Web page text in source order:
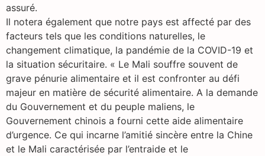
assuré.
Il notera également que notre pays est affecté par des
facteurs tels que les conditions naturelles, le
changement climatique, la pandémie de la COVID-19 et
la situation sécuritaire. « Le Mali souffre souvent de
grave pénurie alimentaire et il est confronter au défi
majeur en matière de sécurité alimentaire. A la demande
du Gouvernement et du peuple maliens, le
Gouvernement chinois a fourni cette aide alimentaire
d’urgence. Ce qui incarne l’amitié sincère entre la Chine
et le Mali caractérisée par l’entraide et le